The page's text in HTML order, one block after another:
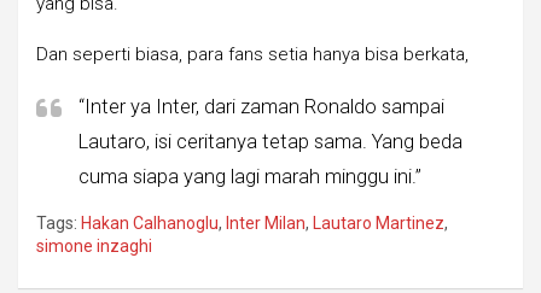
Dan seperti biasa, para fans setia hanya bisa berkata,
“Inter ya Inter, dari zaman Ronaldo sampai
Lautaro, isi ceritanya tetap sama. Yang beda
cuma siapa yang lagi marah minggu ini.”
Tags: Hakan Calhanoglu, Inter Milan, Lautaro Martinez,
simone inzaghi